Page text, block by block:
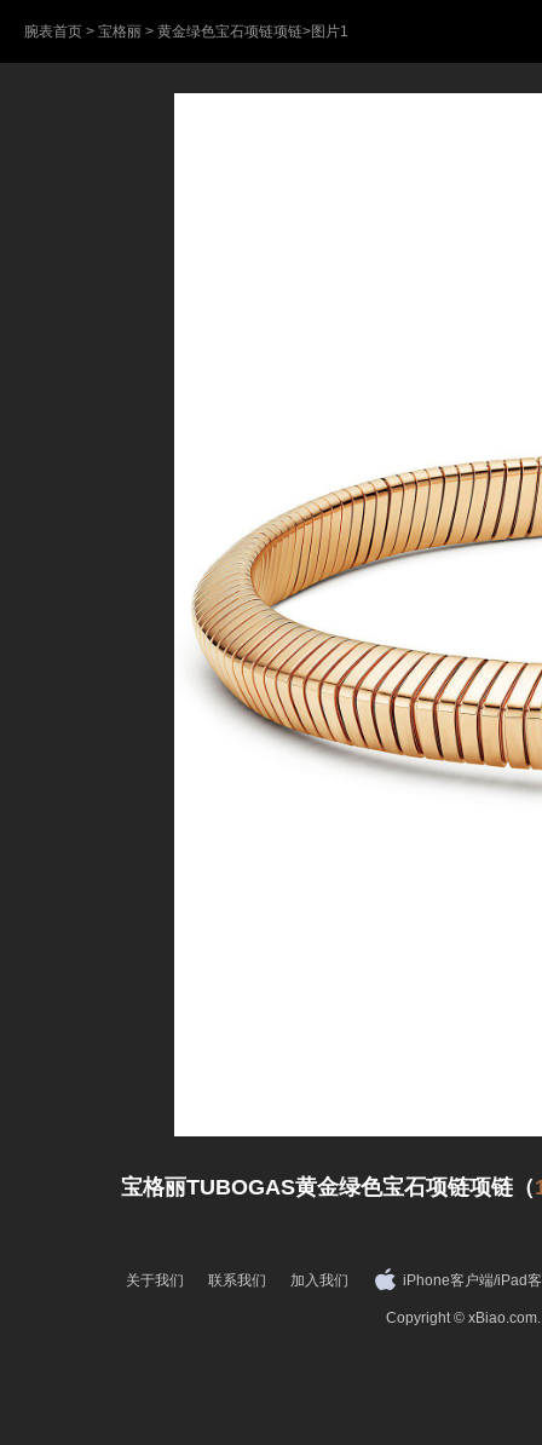
腕表首页 > 宝格丽 > 黄金绿色宝石项链项链>图片1
宝格丽TUBOGAS黄金绿色宝石项链项链（
关于我们 联系我们 加入我们 iPhone客户端/iPad
Copyright ©